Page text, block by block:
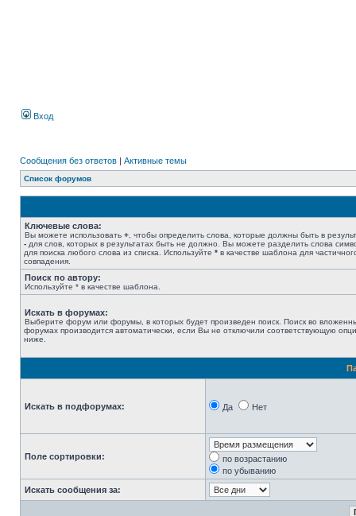
Вход
Сообщения без ответов | Активные темы
Список форумов
Ключевые слова:
Вы можете использовать + , чтобы определить слова, которые должны быть в
- для слов, которых в результатах быть не должно. Вы можете разделить слова
для поиска любого слова из списка. Используйте * в качестве шаблона для
совпадения.
Поиск по автору:
Используйте * в качестве шаблона.
Искать в форумах:
Выберите форум или форумы, в которых будет произведен поиск. Поиск во
форумах производится автоматически, если Вы не отключили соответствующую
ниже.
Искать в подфорумах: Да Нет
Поле сортировки:
по возрастанию
по убыванию
Искать сообщения за: